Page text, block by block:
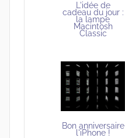
L'idée de
cadeau du jour :
la lampe
Macintosh
Classic
Bon anniversaire
l'iPhone !